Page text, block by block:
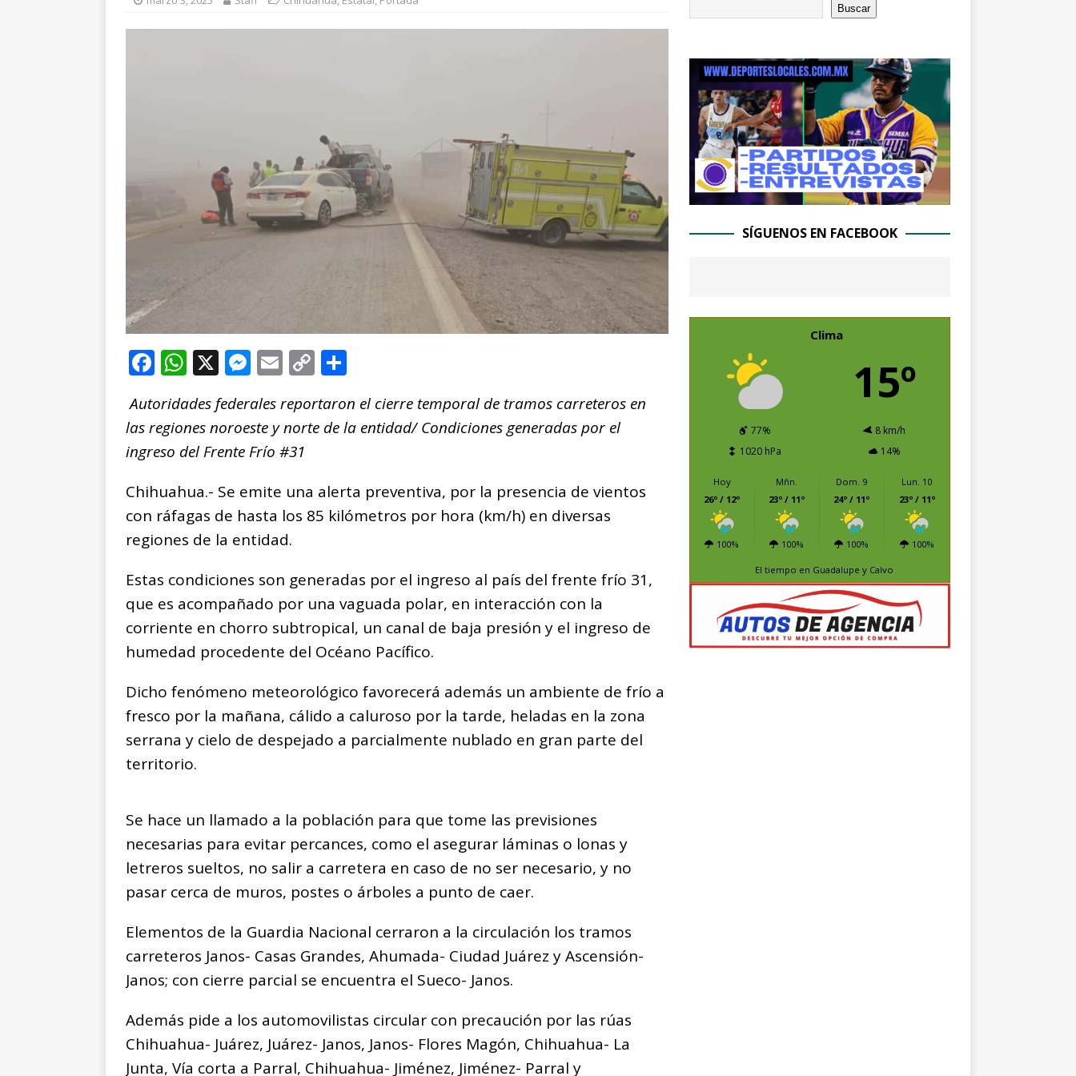
F
c
e
b
o
o
k
W
at
s
A
p
p
X M
ss
e
n
g
e
r
E
ai
l
C
p
y
n
k
m
p
ti
r
Autoridades federales reportaron el cierre temporal de tramos carreteros en
las regiones noroeste y norte de la entidad/ Condiciones generadas por el
ingreso del Frente Frío #31
Chihuahua.- Se emite una alerta preventiva, por la presencia de vientos
con ráfagas de hasta los 85 kilómetros por hora (km/h) en diversas
regiones de la entidad.
Estas condiciones son generadas por el ingreso al país del frente frío 31,
que es acompañado por una vaguada polar, en interacción con la
corriente en chorro subtropical, un canal de baja presión y el ingreso de
humedad procedente del Océano Pacífico.
Dicho fenómeno meteorológico favorecerá además un ambiente de frío a
fresco por la mañana, cálido a caluroso por la tarde, heladas en la zona
serrana y cielo de despejado a parcialmente nublado en gran parte del
territorio.
Se hace un llamado a la población para que tome las previsiones
necesarias para evitar percances, como el asegurar láminas o lonas y
letreros sueltos, no salir a carretera en caso de no ser necesario, y no
pasar cerca de muros, postes o árboles a punto de caer.
Elementos de la Guardia Nacional cerraron a la circulación los tramos
carreteros Janos- Casas Grandes, Ahumada- Ciudad Juárez y Ascensión-
Janos; con cierre parcial se encuentra el Sueco- Janos.
Además pide a los automovilistas circular con precaución por las rúas
Chihuahua- Juárez, Juárez- Janos, Janos- Flores Magón, Chihuahua- La
Junta, Vía corta a Parral, Chihuahua- Jiménez, Jiménez- Parral y
Buscar
SÍGUENOS EN FACEBOOK
Clima
15º
77%
8 km/h
1020 hPa
14%
Hoy
26º / 12º
100%
Mñn.
23º / 11º
100%
Dom. 9
24º / 11º
100%
Lun. 10
23º / 11º
100%
El tiempo en Guadalupe y Calvo